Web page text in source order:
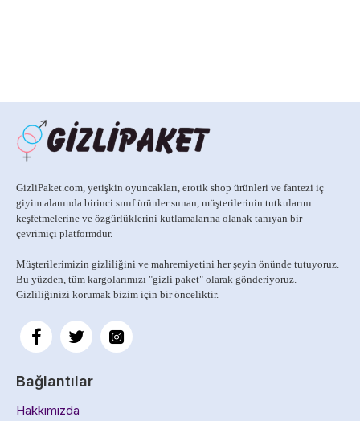
GizliPaket.com, yetişkin oyuncakları, erotik shop ürünleri ve fantezi iç
giyim alanında birinci sınıf ürünler sunan, müşterilerinin tutkularını
keşfetmelerine ve özgürlüklerini kutlamalarına olanak tanıyan bir
çevrimiçi platformdur.
Müşterilerimizin gizliliğini ve mahremiyetini her şeyin önünde tutuyoruz.
Bu yüzden, tüm kargolarımızı "gizli paket" olarak gönderiyoruz.
Gizliliğinizi korumak bizim için bir önceliktir.
Bağlantılar
Hakkımızda